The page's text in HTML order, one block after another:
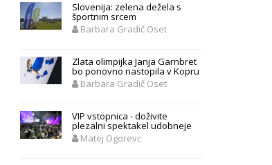
Slovenija: zelena dežela s
športnim srcem
Barbara Gradič Oset
Zlata olimpijka Janja Garnbret
bo ponovno nastopila v Kopru
Barbara Gradič Oset
VIP vstopnica - doživite
plezalni spektakel udobneje
Matej Ogorevc